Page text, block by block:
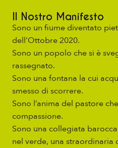
Il Nostro Manifesto
Sono un fiume diventato
dell’Ottobre 2020.
Sono un popolo che si è
rassegnato.
Sono una fontana la cui
smesso di scorrere.
Sono l’anima del pastore
compassione.
Sono una collegiata
nel verde, una straordinaria